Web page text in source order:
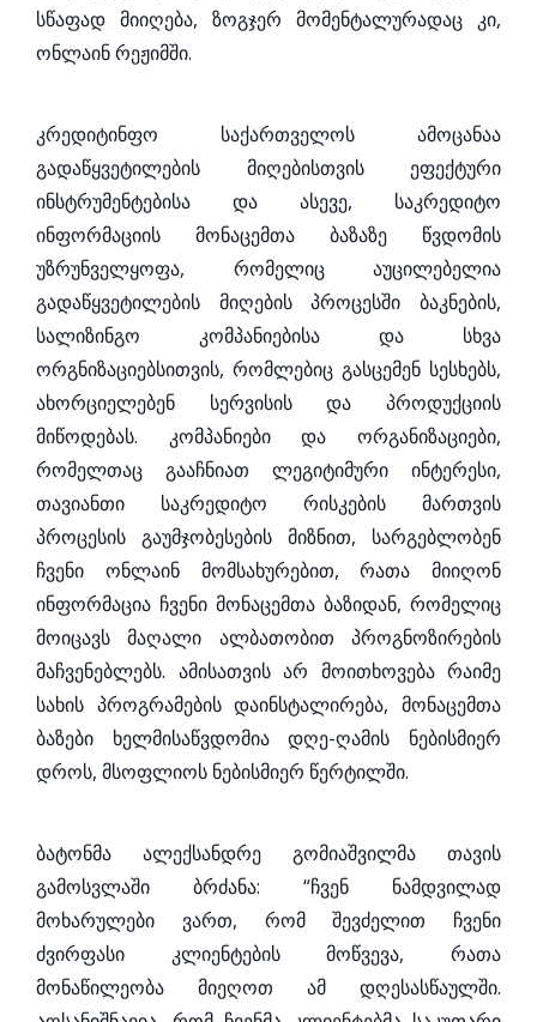
სწაფად მიიღება, ზოგჯერ მომენტალურადაც კი,
ონლაინ რეჟიმში.
კრედიტინფო საქართველოს ამოცანაა
გადაწყვეტილების მიღებისთვის ეფექტური
ინსტრუმენტებისა და ასევე, საკრედიტო
ინფორმაციის მონაცემთა ბაზაზე წვდომის
უზრუნველყოფა, რომელიც აუცილებელია
გადაწყვეტილების მიღების პროცესში ბაკნების,
სალიზინგო კომპანიებისა და სხვა
ორგნიზაციებსითვის, რომლებიც გასცემენ სესხებს,
ახორციელებენ სერვისის და პროდუქციის
მიწოდებას. კომპანიები და ორგანიზაციები,
რომელთაც გააჩნიათ ლეგიტიმური ინტერესი,
თავიანთი საკრედიტო რისკების მართვის
პროცესის გაუმჯობესების მიზნით, სარგებლობენ
ჩვენი ონლაინ მომსახურებით, რათა მიიღონ
ინფორმაცია ჩვენი მონაცემთა ბაზიდან, რომელიც
მოიცავს მაღალი ალბათობით პროგნოზირების
მაჩვენებლებს. ამისათვის არ მოითხოვება რაიმე
სახის პროგრამების დაინსტალირება, მონაცემთა
ბაზები ხელმისაწვდომია დღე-ღამის ნებისმიერ
დროს, მსოფლიოს ნებისმიერ წერტილში.
ბატონმა ალექსანდრე გომიაშვილმა თავის
გამოსვლაში ბრძანა: “ჩვენ ნამდვილად
მოხარულები ვართ, რომ შევძელით ჩვენი
ძვირფასი კლიენტების მოწვევა, რათა
მონაწილეობა მიეღოთ ამ დღესასწაულში.